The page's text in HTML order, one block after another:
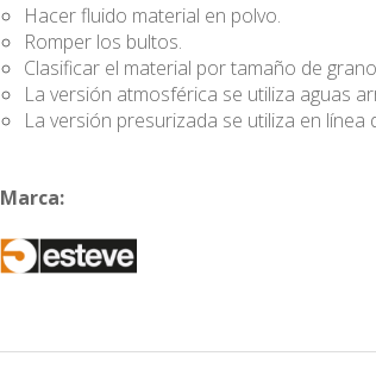
Hacer fluido material en polvo.
Romper los bultos.
Clasificar el material por tamaño de
La versión atmosférica se utiliza aguas
La versión presurizada se utiliza en
Marca: